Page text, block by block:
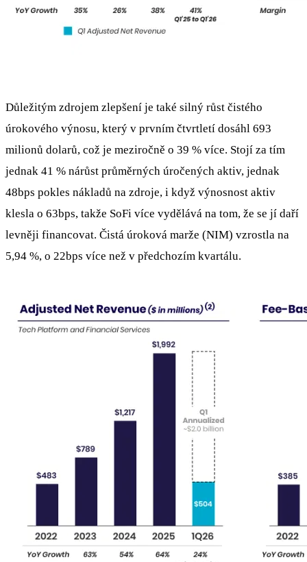
Důležitým zdrojem zlepšení je také silný růst čistého
úrokového výnosu, který v prvním čtvrtletí dosáhl 693
milionů dolarů, což je meziročně o 39 % více. Stojí za tím
jednak 41 % nárůst průměrných úročených aktiv, jednak
48bps pokles nákladů na zdroje, i když výnosnost aktiv
klesla o 63bps, takže SoFi více vydělává na tom, že se jí daří
levněji financovat. Čistá úroková marže (NIM) vzrostla na
5,94 %, o 22bps více než v předchozím kvartálu.